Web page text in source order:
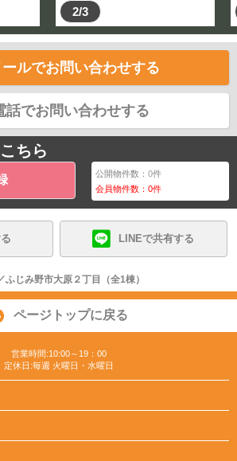
2/3
ールでお問い合わせする
話でお問い合わせする
ちら
公開物件数：0件
会員物件数：0件
LINEで共有する
ふじみ野市大原２丁目（全1棟）
ページトップに戻る
営業時間:10:00～19：00
定休日:毎週 火曜日・水曜日